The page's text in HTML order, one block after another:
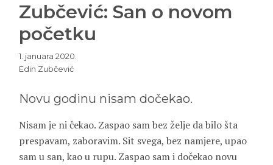
Zubčević: San o novom
početku
1. januara 2020.
Edin Zubčević
Novu godinu nisam dočekao.
Nisam je ni čekao. Zaspao sam bez želje da bilo šta
prespavam, zaboravim. Sit svega, bez namjere, upao
sam u san, kao u rupu. Zaspao sam i dočekao novu